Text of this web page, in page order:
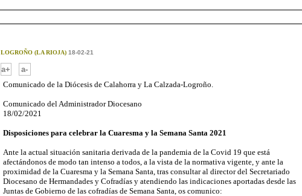
LOGROÑO (LA RIOJA)18-02-21
a+
a-
Comunicado de la Diócesis de Calahorra y La Calzada-Logroño.
Comunicado del Administrador Diocesano
18/02/2021
Disposiciones para celebrar la Cuaresma y la Semana Santa 2021
Ante la actual situación sanitaria derivada de la pandemia de la Covid 19 que está
afectándonos de modo tan intenso a todos, a la vista de la normativa vigente, y ante la
proximidad de la Cuaresma y la Semana Santa, tras consultar al director del Secretariado
Diocesano de Hermandades y Cofradías y atendiendo las indicaciones aportadas desde las
Juntas de Gobierno de las cofradías de Semana Santa, os comunico: